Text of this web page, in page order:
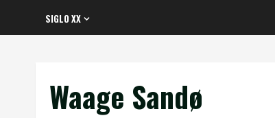
SIGLO XX
Waage Sandø